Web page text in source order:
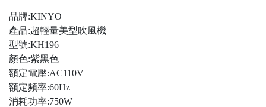
品牌:KINYO
產品:超輕量美型吹風機
型號:KH196
顏色:紫黑色
額定電壓:AC110V
額定頻率:60Hz
消耗功率:750W